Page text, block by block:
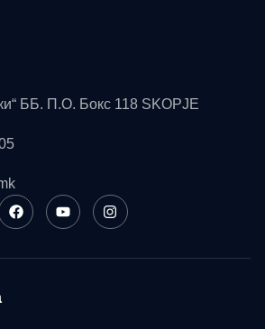
ББ. П.О. Бокс 118 SKOPJE